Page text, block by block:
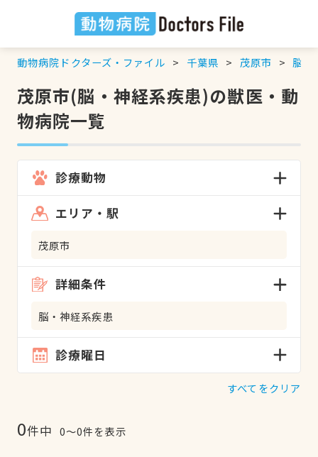
動物病院ドクターズ・ファイル 千葉県 茂原市 脳・
茂原市(脳・神経系疾患)の獣医・動
物病院一覧
診療動物
エリア・駅
茂原市
詳細条件
脳・神経系疾患
診療曜日
すべてをクリア
0件中 0〜0件を表示